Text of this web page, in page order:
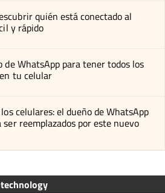
quién está conectado al
y rápido
de WhatsApp para tener todos los
tu celular
celulares: el dueño de WhatsApp
reemplazados por este nuevo